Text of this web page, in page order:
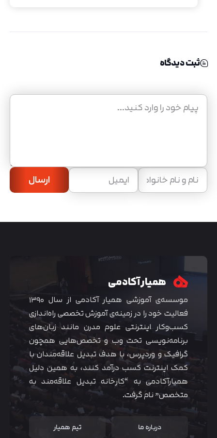
ثبت دیدگاه
ارسال
همیار آکادمی
موسسه‌ی آموزشی همیار آکادمی از سال ۱۳۹۰
فعالیت خود را در زمینه‌ی آموزش تخصصی راه‌اندازی
کسب‌و‌کار اینترنتی علوم مدرن مانند زبان‌های
برنامه‌نویسی تحت وب و تخصص‌هایی همچون
گرافیک و وردپرس، با هدف تبدیل علاقه‌مندان با
کمک اینترنت کسب درآمد کنند، به همین دلیل
همیارآکادمی به “کارخانه تبدیل علاقه‌مند به
متخصص” نام گرفت.
درباره ما تیم همیار